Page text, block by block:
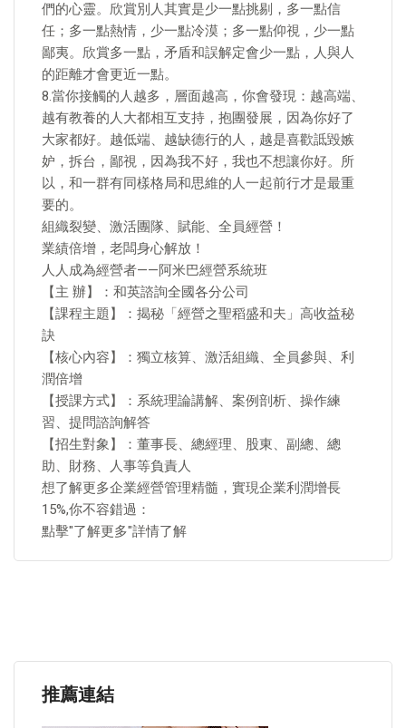
們的心靈。欣賞別人其實是少一點挑剔，多一點信
任；多一點熱情，少一點冷漠；多一點仰視，少一點
鄙夷。欣賞多一點，矛盾和誤解定會少一點，人與人
的距離才會更近一點。
8.當你接觸的人越多，層面越高，你會發現：越高端、
越有教養的人大都相互支持，抱團發展，因為你好了
大家都好。越低端、越缺德行的人，越是喜歡詆毀嫉
妒，拆台，鄙視，因為我不好，我也不想讓你好。所
以，和一群有同樣格局和思維的人一起前行才是最重
要的。
組織裂變、激活團隊、賦能、全員經營！
業績倍增，老闆身心解放！
人人成為經營者——阿米巴經營系統班
【主 辦】：和英諮詢全國各分公司
【課程主題】：揭秘「經營之聖稻盛和夫」高收益秘
訣
【核心內容】：獨立核算、激活組織、全員參與、利
潤倍增
【授課方式】：系統理論講解、案例剖析、操作練
習、提問諮詢解答
【招生對象】：董事長、總經理、股東、副總、總
助、財務、人事等負責人
想了解更多企業經營管理精髓，實現企業利潤增長
15%,你不容錯過：
點擊"了解更多"詳情了解
推薦連結